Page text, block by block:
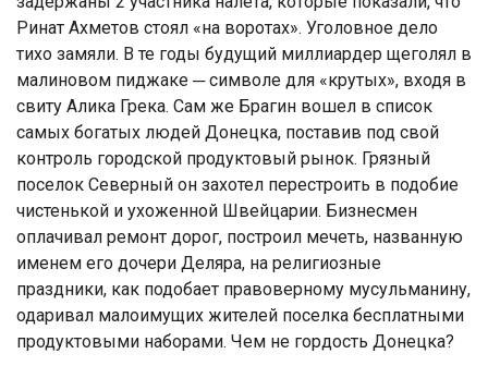
Ринат Ахметов стоял «на воротах». Уголовное дело
тихо замяли. В те годы будущий миллиардер щеголял в
малиновом пиджаке ─ символе для «крутых», входя в
свиту Алика Грека. Сам же Брагин вошел в список
самых богатых людей Донецка, поставив под свой
контроль городской продуктовый рынок. Грязный
поселок Северный он захотел перестроить в подобие
чистенькой и ухоженной Швейцарии. Бизнесмен
оплачивал ремонт дорог, построил мечеть, названную
именем его дочери Деляра, на религиозные
праздники, как подобает правоверному мусульманину,
одаривал малоимущих жителей поселка бесплатными
продуктовыми наборами. Чем не гордость Донецка?